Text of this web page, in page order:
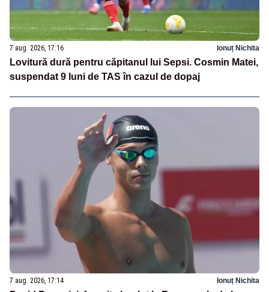
7 aug. 2026, 17:16 Ionuț Nichita
Lovitură dură pentru căpitanul lui Sepsi. Cosmin Matei,
suspendat 9 luni de TAS în cazul de dopaj
7 aug. 2026, 17:14 Ionuț Nichita